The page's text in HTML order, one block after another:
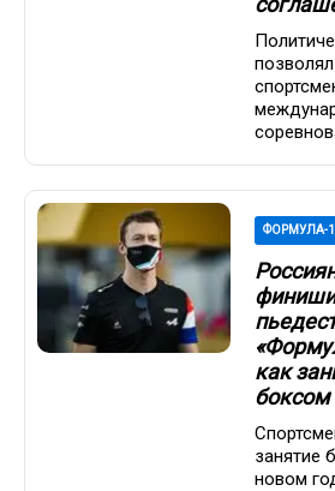
ФОРМУЛА-1
как
боксом
занятие
новом